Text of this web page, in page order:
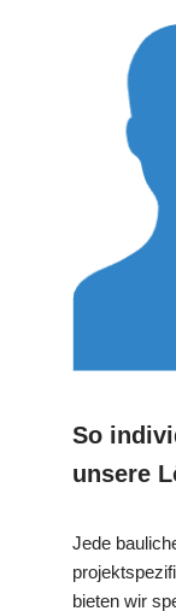
So
unsere
Jede
bieten wir